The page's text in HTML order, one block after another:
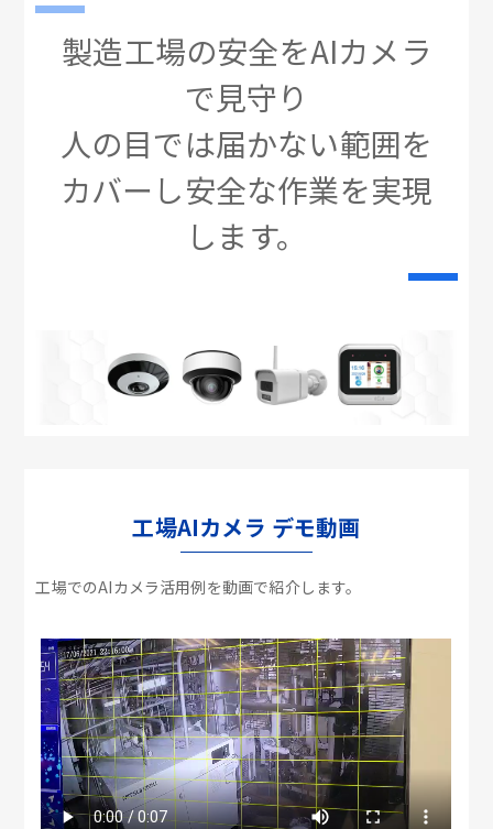
製造工場の安全をAIカメラ
で見守り
人の目では届かない範囲を
カバーし安全な作業を実現
します。
工場AIカメラ デモ動画
工場でのAIカメラ活用例を動画で紹介します。